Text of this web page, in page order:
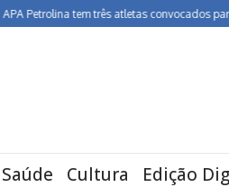
tem três atletas convocados para o
Saúde Cultura Edição